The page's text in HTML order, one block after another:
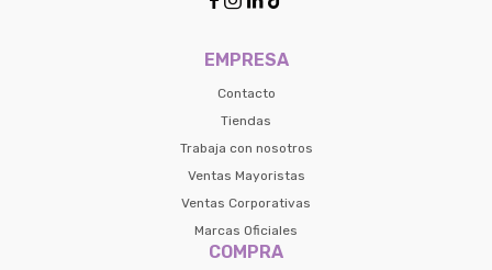
EMPRESA
Contacto
Tiendas
Trabaja con nosotros
Ventas Mayoristas
Ventas Corporativas
Marcas Oficiales
COMPRA